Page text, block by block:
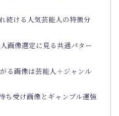
続ける人気芸能人の特徴分
画像選定に見る共通パター
る画像は芸能人＋ジャンル
ち受け画像とギャンブル運強